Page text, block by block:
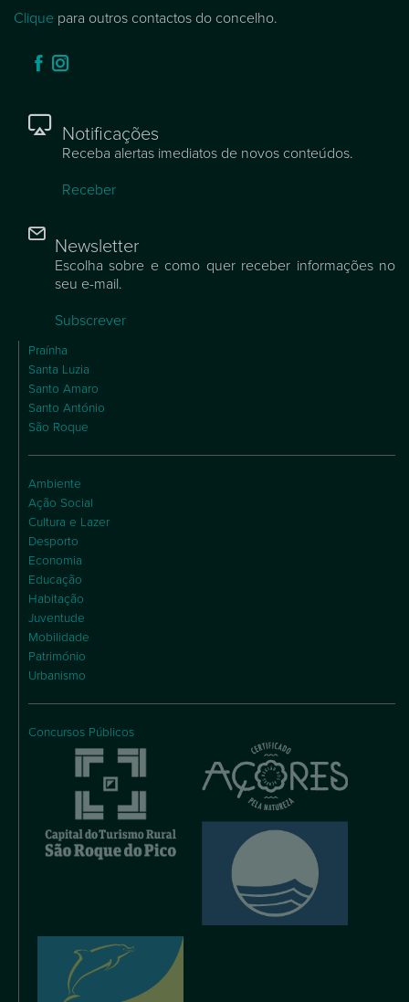
Clique para outros contactos do concelho.
Notificações
Receba alertas imediatos de novos conteúdos.
Receber
Newsletter
Escolha sobre e como quer receber informações no
seu e-mail.
Subscrever
Praínha
Santa Luzia
Santo Amaro
Santo António
São Roque
Ambiente
Ação Social
Cultura e Lazer
Desporto
Economia
Educação
Habitação
Juventude
Mobilidade
Património
Urbanismo
Concursos Públicos